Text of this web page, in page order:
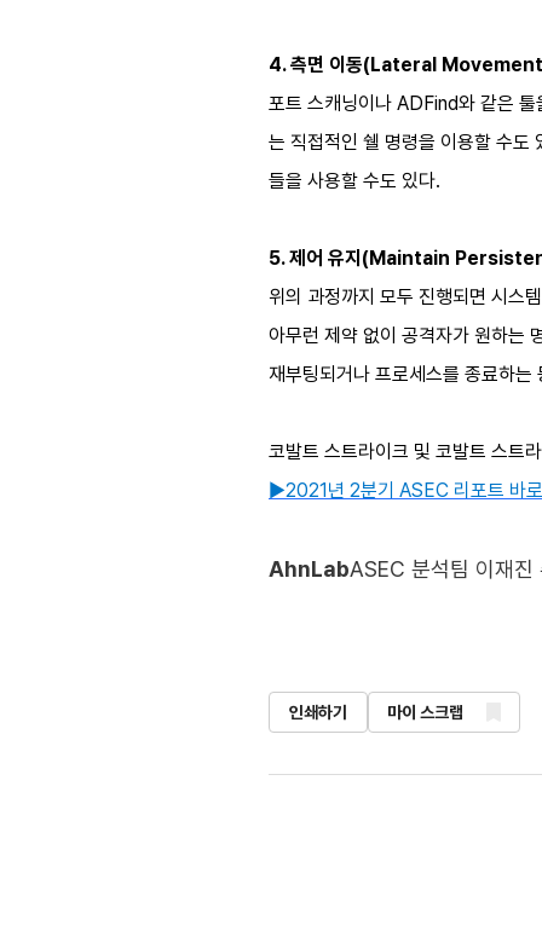
4. 측면 이동(Lateral
포트 스캐닝이나 ADFind와 같은 툴
는 직접적인 쉘 명령을 이용할 수
들을 사용할 수도 있다.
5. 제어 유지(Maintain
위의 과정까지 모두 진행되면 시스
아무런 제약 없이 공격자가 원하는
재부팅되거나 프로세스를 종료하
코발트 스트라이크 및 코발트 스트
▶2021년 2분기 ASEC 리포트 바
AhnLabASEC 분석팀 이재진
인쇄하기 마이 스크랩